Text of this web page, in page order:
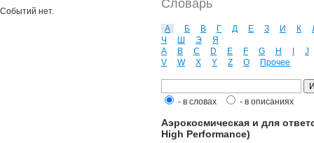
Событий нет.
Словарь
А Б В Г Д Е З И К
Ч
Ш Э
Я
A
B C D E F G H
J
V
W X Y Z О Прочее
- в словах - в описаниях
Аэрокосмическая и для
High Performance)